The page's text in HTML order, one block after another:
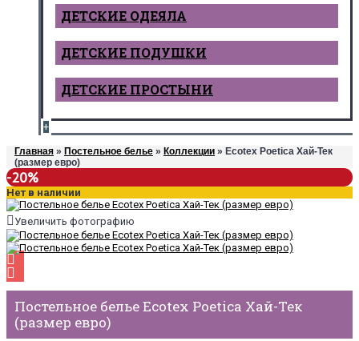
ДЕТCКИЕ ОДЕЯЛА
ДЕТСКИЕ ПОДУШКИ
ДЕТСКИЕ ПРОСТЫНИ
+
Главная » Постельное белье » Коллекции » Ecotex Poetica Хай-Тек
(размер евро)
-20%
Нет в наличии
Увеличить фотографию
Постельное белье Ecotex Poetica Хай-Тек
(размер евро)